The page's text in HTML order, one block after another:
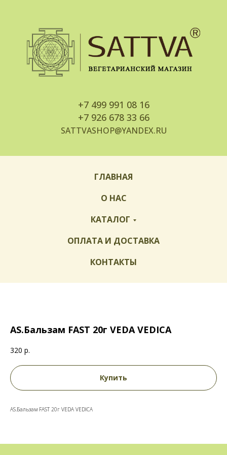
+7 499 991 08 16
+7 926 678 33 66
SATTVASHOP@YANDEX.RU
ГЛАВНАЯ
О НАС
КАТАЛОГ
ОПЛАТА И ДОСТАВКА
КОНТАКТЫ
AS.Бальзам FAST 20г VEDA VEDICA
320 р.
Купить
AS.Бальзам FAST 20г VEDA VEDICA